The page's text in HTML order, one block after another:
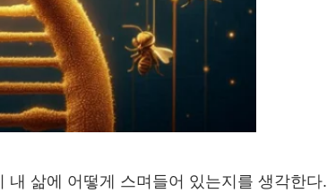
삶에 어떻게 스며들어 있는지를 생각한다.